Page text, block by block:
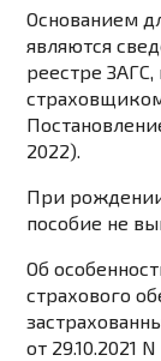
Основанием
являются
реестре
2022).
При
пособие не
Об
страхового
от 29.10.2021 N